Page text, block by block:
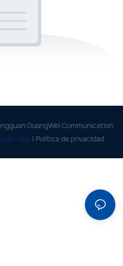
GuangWei Communication
del sitio | Política de privacidad